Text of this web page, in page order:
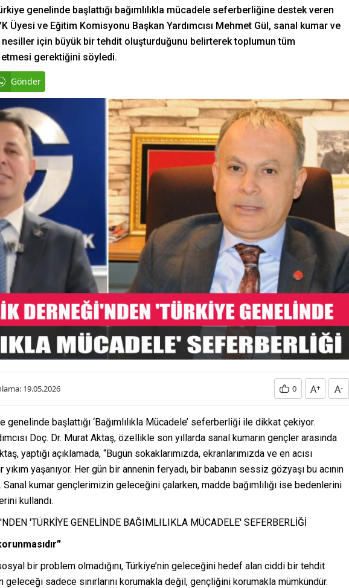
genelinde başlattığı bağımlılıkla mücadele seferberliğine destek veren
Üyesi ve Eğitim Komisyonu Başkan Yardımcısı Mehmet Gül, sanal kumar ve
nesiller için büyük bir tehdit oluşturduğunu belirterek toplumun tüm
gerektiğini söyledi.
Gönder
19.05.2026 0 A+ A-
başlattığı ‘Bağımlılıkla Mücadele’ seferberliği ile dikkat çekiyor.
Doç. Dr. Murat Aktaş, özellikle son yıllarda sanal kumarın gençler arasında
yaptığı açıklamada, “Bugün sokaklarımızda, ekranlarımızda ve en acısı
yaşanıyor. Her gün bir annenin feryadı, bir babanın sessiz gözyaşı bu acının
kumar gençlerimizin geleceğini çalarken, madde bağımlılığı ise bedenlerini
kullandı.
bir problem olmadığını, Türkiye’nin geleceğini hedef alan ciddi bir tehdit
sadece sınırlarını korumakla değil, gençliğini korumakla mümkündür.